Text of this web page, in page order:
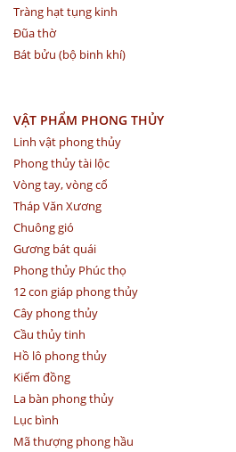
Tràng hạt tụng kinh
Đũa thờ
Bát bửu (bộ binh khí)
VẬT PHẨM PHONG THỦY
Linh vật phong thủy
Phong thủy tài lộc
Vòng tay, vòng cổ
Tháp Văn Xương
Chuông gió
Gương bát quái
Phong thủy Phúc thọ
12 con giáp phong thủy
Cây phong thủy
Cầu thủy tinh
Hồ lô phong thủy
Kiếm đồng
La bàn phong thủy
Lục bình
Mã thượng phong hầu